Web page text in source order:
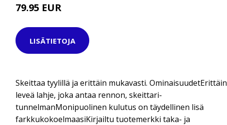
79.95 EUR
LISÄTIETOJA
Skeittaa tyylillä ja erittäin mukavasti. OminaisuudetErittäin
leveä lahje, joka antaa rennon, skeittari-
tunnelmanMonipuolinen kulutus on täydellinen lisä
farkkukokoelmaasiKirjailtu tuotemerkki taka- ja